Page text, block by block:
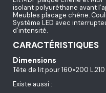
isolant polyuréthane avant
Meubles placage chêne.
Système LED avec
d’intensité.
CARACTÉRISTIQUES
Dimensions
Tête de lit pour 160×200 L.210
Existe aussi :